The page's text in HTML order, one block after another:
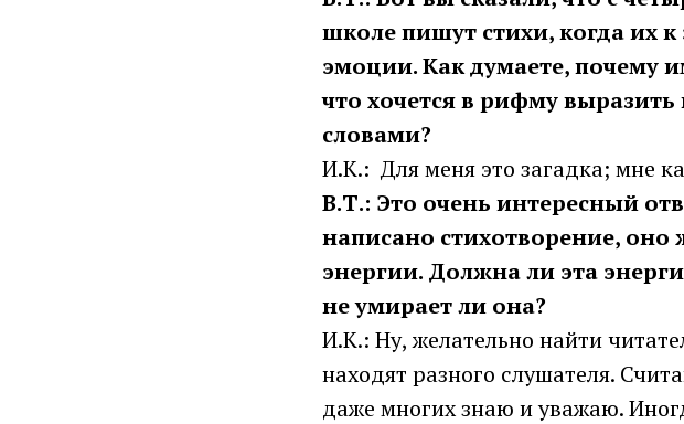
школе пишут стихи, когда их
эмоции. Как думаете, почему
что хочется в рифму
словами?
И.К.: Для меня это загадка; мне
В.Т.: Это очень интересный
написано стихотворение,
энергии. Должна ли эта
не умирает ли она?
И.К.: Ну, желательно найти
находят разного слушателя.
даже многих знаю и уважаю.